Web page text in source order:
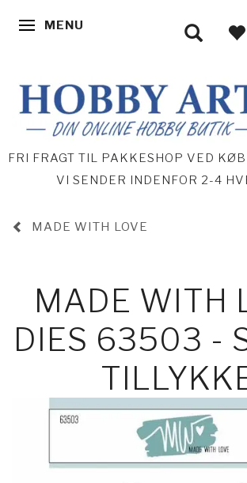
SKIFTE NAVIGATION
MENU
FRI FRAGT TIL PAKKESHOP VED
VI SENDER INDENFOR 2-4
MADE WITH LOVE
MADE WITH
DIES 63503 -